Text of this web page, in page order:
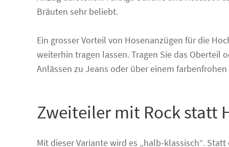
Bräuten sehr beliebt.
Ein grosser Vorteil von Hosenanzügen für die
weiterhin tragen lassen. Tragen Sie das Oberteil
Anlässen zu Jeans oder über einem farbenfrohen
Zweiteiler mit Rock statt
Mit dieser Variante wird es „halb-klassisch“.